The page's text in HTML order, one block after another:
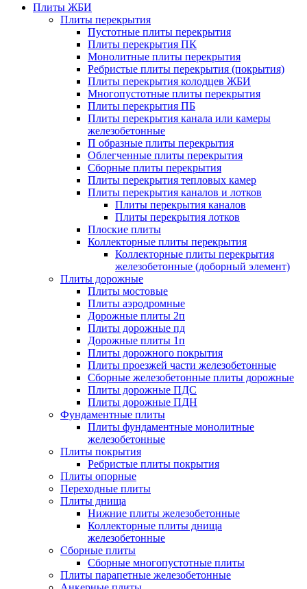
Плиты ЖБИ
Плиты перекрытия
Пустотные плиты перекрытия
Плиты перекрытия ПК
Монолитные плиты перекрытия
Ребристые плиты перекрытия (покрытия)
Плиты перекрытия колодцев ЖБИ
Многопустотные плиты перекрытия
Плиты перекрытия ПБ
Плиты перекрытия канала или камеры
железобетонные
П образные плиты перекрытия
Облегченные плиты перекрытия
Сборные плиты перекрытия
Плиты перекрытия тепловых камер
Плиты перекрытия каналов и лотков
Плиты перекрытия каналов
Плиты перекрытия лотков
Плоские плиты
Коллекторные плиты перекрытия
Коллекторные плиты перекрытия
железобетонные (доборный элемент)
Плиты дорожные
Плиты мостовые
Плиты аэродромные
Дорожные плиты 2п
Плиты дорожные пд
Дорожные плиты 1п
Плиты дорожного покрытия
Плиты проезжей части железобетонные
Сборные железобетонные плиты дорожные
Плиты дорожные ПДС
Плиты дорожные ПДН
Фундаментные плиты
Плиты фундаментные монолитные
железобетонные
Плиты покрытия
Ребристые плиты покрытия
Плиты опорные
Переходные плиты
Плиты днища
Нижние плиты железобетонные
Коллекторные плиты днища
железобетонные
Сборные плиты
Сборные многопустотные плиты
Плиты парапетные железобетонные